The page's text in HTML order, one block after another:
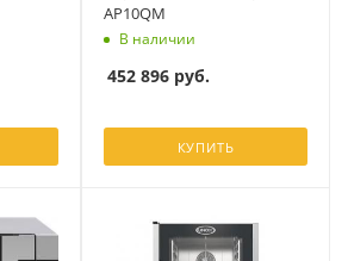
AP10QM
В наличии
452 896 руб.
КУПИТЬ